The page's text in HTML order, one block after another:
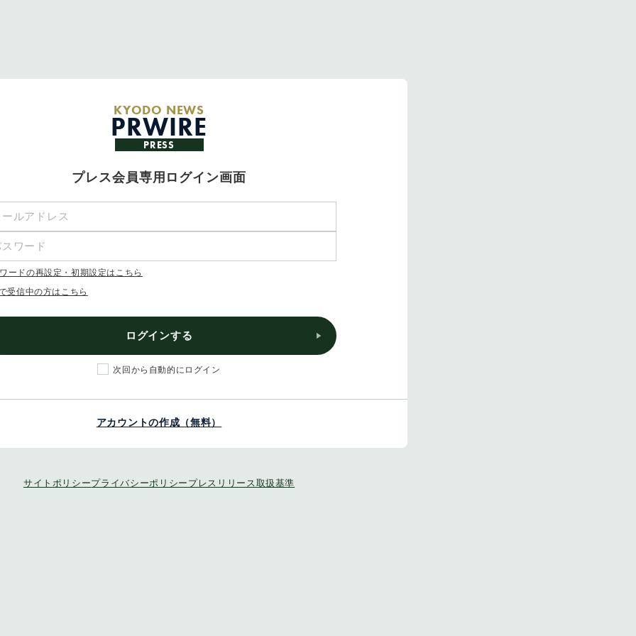
KYODO NEWS
PRWIRE
PRESS
プレス会員専用ログイン画面
ードの再設定・初期設定はこちら
受信中の方はこちら
ログインする
次回から自動的にログイン
アカウントの作成（無料）
サイトポリシープライバシーポリシー プレスリリース取扱基準